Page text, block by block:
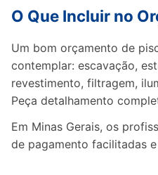
O Que Incluir no
Um bom orçamento de
contemplar: escavação,
revestimento, filtragem,
Peça detalhamento
Em Minas Gerais, os
de pagamento facilitadas